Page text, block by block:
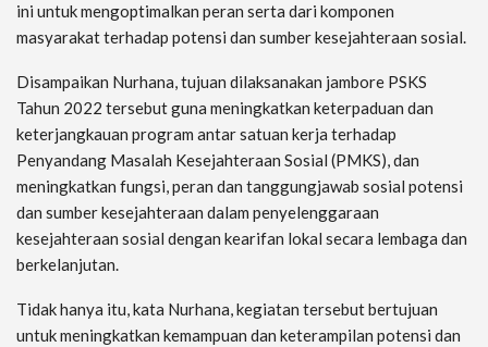
ini untuk mengoptimalkan peran serta dari komponen
masyarakat terhadap potensi dan sumber kesejahteraan sosial.
Disampaikan Nurhana, tujuan dilaksanakan jambore PSKS
Tahun 2022 tersebut guna meningkatkan keterpaduan dan
keterjangkauan program antar satuan kerja terhadap
Penyandang Masalah Kesejahteraan Sosial (PMKS), dan
meningkatkan fungsi, peran dan tanggungjawab sosial potensi
dan sumber kesejahteraan dalam penyelenggaraan
kesejahteraan sosial dengan kearifan lokal secara lembaga dan
berkelanjutan.
Tidak hanya itu, kata Nurhana, kegiatan tersebut bertujuan
untuk meningkatkan kemampuan dan keterampilan potensi dan